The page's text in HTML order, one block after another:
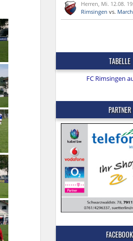
Herren, Mi. 12.08.
Rimsingen vs. March
TABELLE
FC Rimsingen
PARTNER
FACEBOOK